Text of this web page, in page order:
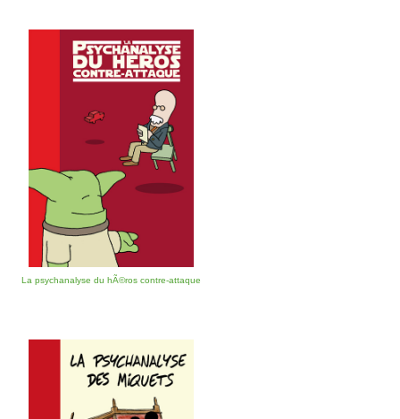
La psychanalyse du hÃ©ros contre-attaque